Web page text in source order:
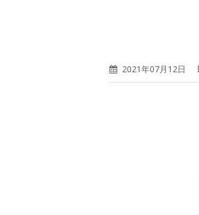
2021年07月12日